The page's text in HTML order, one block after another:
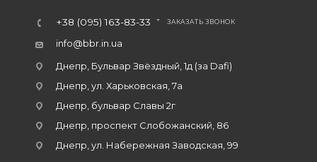
+38 (095) 163-83-33 ЗАКАЗАТЬ ЗВОНОК
info@bbr.in.ua
Днепр, Бульвар Звёздный, 1д (за Dafi)
Днепр, ул. Харьковская, 7а
Днепр, бульвар Славы 2г
Днепр, проспект Слобожанский, 86
Днепр, ул. Набережная Заводская, 99